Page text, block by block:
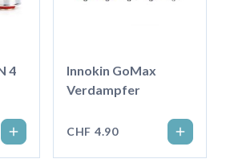
4
Innokin GoMax
Verdampfer
CHF 4.90